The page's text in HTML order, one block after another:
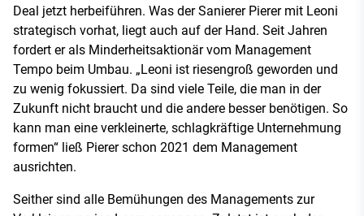
Deal jetzt herbeiführen. Was der Sanierer Pierer mit Leoni
strategisch vorhat, liegt auch auf der Hand. Seit Jahren
fordert er als Minderheitsaktionär vom Management
Tempo beim Umbau. „Leoni ist riesengroß geworden und
zu wenig fokussiert. Da sind viele Teile, die man in der
Zukunft nicht braucht und die andere besser benötigen. So
kann man eine verkleinerte, schlagkräftige Unternehmung
formen“ ließ Pierer schon 2021 dem Management
ausrichten.
Seither sind alle Bemühungen des Managements zur